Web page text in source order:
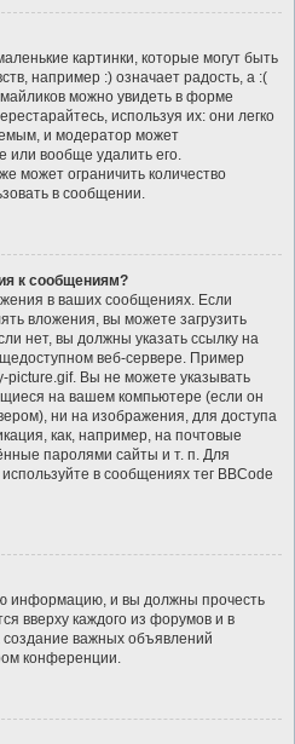
картинки, которые могут быть
например :) означает радость, а :(
можно увидеть в форме
используя их: они легко
и модератор может
или вообще удалить его.
может ограничить количество
в сообщении.
к сообщениям?
в ваших сообщениях. Если
вложения, вы можете загрузить
нет, вы должны указать ссылку на
веб-сервере. Пример
picture.gif. Вы не можете указывать
на вашем компьютере (если он
ни на изображения, для доступа
как, например, на почтовые
паролями сайты и т. п. Для
в сообщениях тег BBCode
информацию, и вы должны прочесть
вверху каждого из форумов и в
важных объявлений
конференции.